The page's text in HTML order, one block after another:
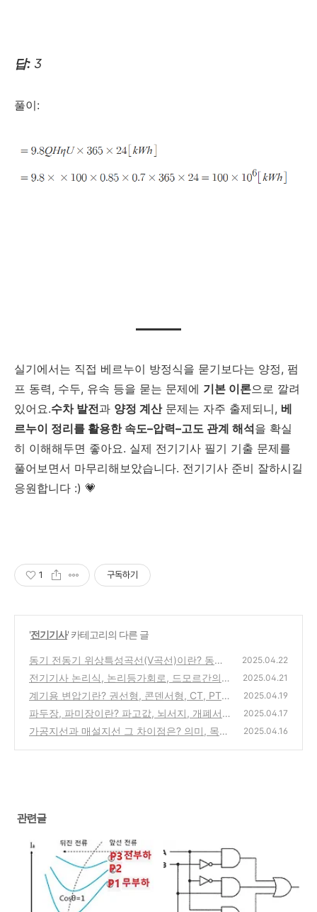
답: 3
풀이:
실기에서는 직접 베르누이 방정식을 묻기보다는 양정, 펌
프 동력, 수두, 유속 등을 묻는 문제에 기본 이론으로 깔려
있어요.수차 발전과 양정 계산 문제는 자주 출제되니, 베
르누이 정리를 활용한 속도–압력–고도 관계 해석을 확실
히 이해해두면 좋아요. 실제 전기기사 필기 기출 문제를
풀어보면서 마무리해보았습니다. 전기기사 준비 잘하시길
응원합니다 :) 💗
1 구독하기
'전기기사' 카테고리의 다른 글
동기 전동기 위상특성곡선(V곡선)이란? 동기
전동기 작동 원리, 기동 방법
(0)
2025.04.22
전기기사 논리식, 논리등가회로, 드모르간의
법칙, 불 대수
(0)
2025.04.21
계기용 변압기란? 권선형, 콘덴서형, CT, PT?
(0)
2025.04.19
파두장, 파미장이란? 파고값, 뇌서지, 개폐서
지
(0)
2025.04.17
가공지선과 매설지선 그 차이점은? 의미, 목
2025.04.16
관련글